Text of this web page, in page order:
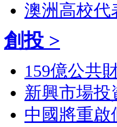
澳洲高校代
創投 >
159億公共
新興市場投
中國將重啟